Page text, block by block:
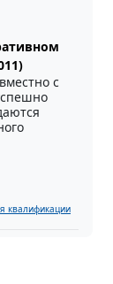
с
квалификации